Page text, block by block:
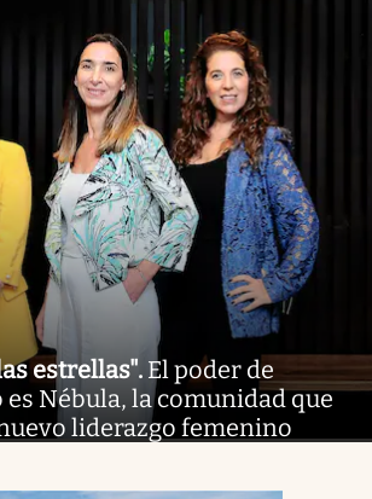
estrellas". El poder de
es Nébula, la comunidad que
liderazgo femenino